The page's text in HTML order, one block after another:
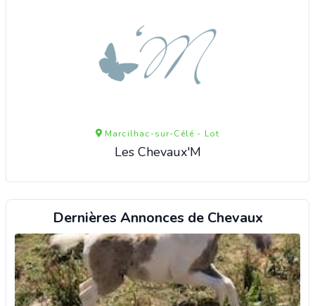
Marcilhac-sur-Célé - Lot
Les Chevaux'M
Dernières Annonces de Chevaux